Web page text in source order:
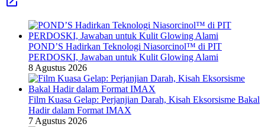
POND’S Hadirkan Teknologi Niasorcinol™ di PIT
PERDOSKI, Jawaban untuk Kulit Glowing Alami
8 Agustus 2026
Film Kuasa Gelap: Perjanjian Darah, Kisah Eksorsisme Bakal
Hadir dalam Format IMAX
7 Agustus 2026